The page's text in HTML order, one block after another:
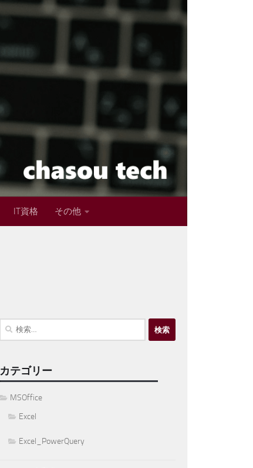
IT資格 その他
検
カテゴリー
MSOffice
Excel
Excel_PowerQuery